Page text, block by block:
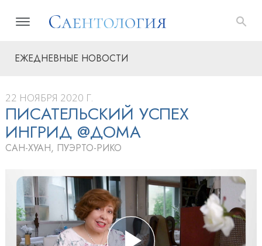
ЕЖЕДНЕВНЫЕ НОВОСТИ
22 НОЯБРЯ 2020 Г.
ПИСАТЕЛЬСКИЙ УСПЕХ
ИНГРИД @ДОМА
САН-ХУАН, ПУЭРТО-РИКО